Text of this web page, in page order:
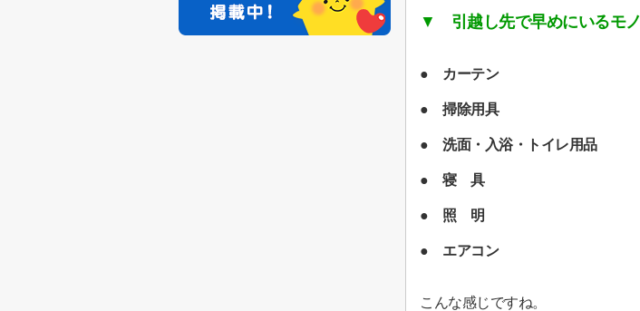
▼ 引越し先で早めにいるモノ
● カーテン
●掃除用具
●洗面・入浴・トイレ用品
●寝 具
● 照 明
● エアコン
こんな感じですね。